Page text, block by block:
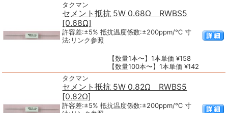
タクマン
セメント抵抗 5W 0.68Ω RWBS5
[0.68Ω]
許容差:±5% 抵抗温度係数:±200ppm/℃ 寸
法:リンク参照
【数量1本〜】1本単価 ¥158
【数量100本〜】1本単価 ¥142
タクマン
セメント抵抗 5W 0.82Ω RWBS5
[0.82Ω]
許容差:±5% 抵抗温度係数:±200ppm/℃ 寸